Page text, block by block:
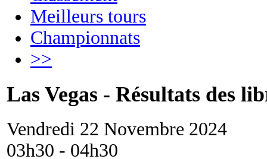
Meilleurs tours
Championnats
>>
Las Vegas - Résultats des
Vendredi 22 Novembre 2024
03h30 - 04h30